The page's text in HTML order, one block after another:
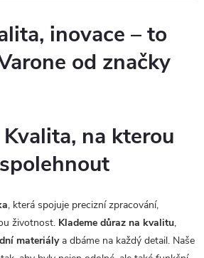
inovace – to
od značky
na kterou
, která spojuje precizní zpracování,
životnost. Klademe důraz na kvalitu,
materiálya dbáme na každý detail. Naše